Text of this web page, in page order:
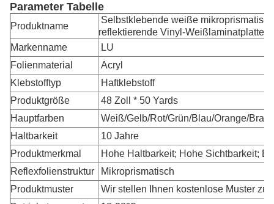
Parameter Tabelle
Produktname
Selbstklebende weiße
reflektierende Vinyl-Weißlaminatplatten
Markenname
LU
Folienmaterial
Acryl
Klebstofftyp
Haftklebstoff
Produktgröße
48 Zoll * 50 Yards
Hauptfarben
Weiß/Gelb/Rot/Grün/Blau/Orange/
Haltbarkeit
10 Jahre
Produktmerkmal
Hohe Haltbarkeit; Hohe Sichtbarkeit;
Reflexfolienstruktur
Mikroprismatisch
Produktmuster
Wir stellen Ihnen kostenlose Muster zur